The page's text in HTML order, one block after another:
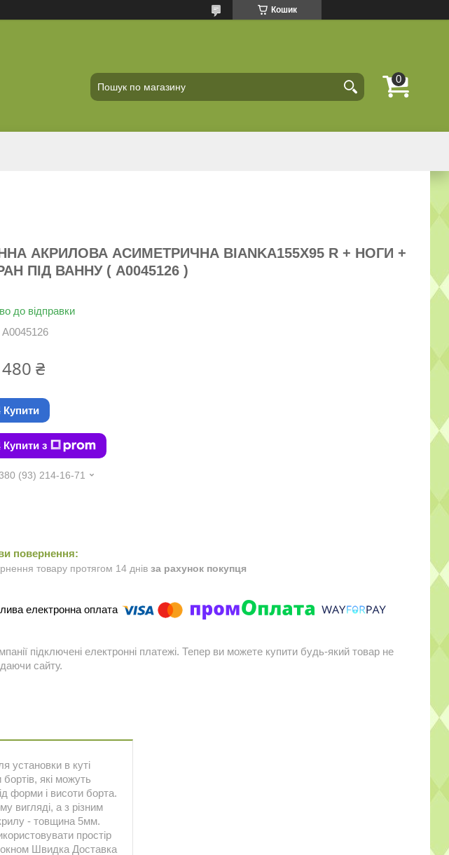
Кошик
АКРИЛОВА АСИМЕТРИЧНА BIANKA155X95 R + НОГИ +
ПІД ВАННУ ( А0045126 )
до відправки
А0045126
₴
Купити
Купити з
(93) 214-16-71
товару протягом 14 днів за рахунок покупця
підключені електронні платежі. Тепер ви можете купити будь-який товар не
сайту.
установки в куті
які можуть
форми і висоти борта.
вигляді, а з різним
- товщина 5мм.
простір
Швидка Доставка